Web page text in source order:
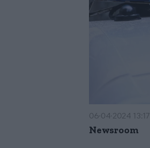
06·04·2024 13:17
Newsroom